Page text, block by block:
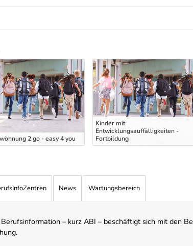
2 go - easy 4 you
Kinder mit
Entwicklungsauffälligkeiten -
Fortbildung
News Wartungsbereich
– kurz ABI – beschäftigt sich mit den